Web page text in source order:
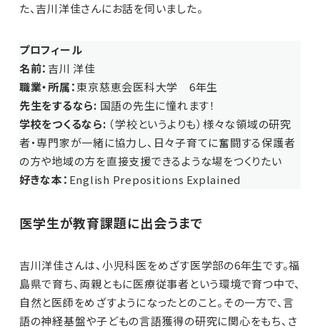
た、吉川洋佳さんにお話を伺いました。
プロフィール
名前： 吉川 洋佳
職業・所属：東京慈恵会医科大学 6年生
先生をするなら: 国語の先生に憧れます！
学校をつくるなら: （学校というよりも）様々な領域の研究
者・専門家が一緒に協力し、日々子育てに奮闘する保護者
の方や地域の方を直接支援できるような場をつくりたい
好きな本： English Prepositions Explained
医学生が教育課題に出会うまで
吉川洋佳さんは、小児科医をめざす医学部の6年生です。福
島県で育ち、両親ともに医療従事者という環境で育つ中で、
自然と医師をめざすようになったとのこと。その一方で、言
語の神経基盤や子どもの言語獲得の研究に関心をもち、さ